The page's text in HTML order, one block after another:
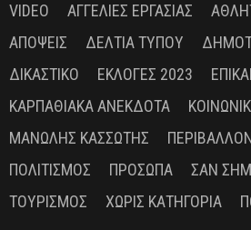
VIDEO
ΑΓΓΕΛΊΕΣ ΕΡΓΑΣΊΑΣ
ΑΠΌΨΕΙΣ
ΔΕΛΤΊΑ ΤΎΠΟΥ
ΔΙΚΑΣΤΙΚΌ
ΕΚΛΟΓΈΣ 2023
ΚΑΡΠΑΘΙΑΚΆ ΑΝΈΚΔΟΤΑ
ΜΑΝΏΛΗΣ ΚΑΣΣΏΤΗΣ
ΠΟΛΙΤΙΣΜΌΣ
ΠΡΌΣΩΠΑ
ΣΑΝ
ΤΟΥΡΙΣΜΌΣ
ΧΩΡΊΣ ΚΑΤΗΓΟΡΊΑ